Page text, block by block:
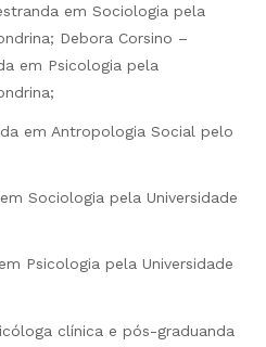
em Sociologia pela
Debora Corsino –
em Psicologia pela
em Antropologia Social pelo
Sociologia pela Universidade
Psicologia pela Universidade
clínica e pós-graduanda